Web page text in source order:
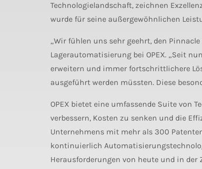
Technologielandschaft, zeichnen
wurde für seine außergewöhnlichen
„Wir fühlen uns sehr geehrt, den
Lagerautomatisierung bei OPEX. „Seit
erweitern und immer fortschrittlichere
ausgeführt werden müssten. Diese
OPEX bietet eine umfassende Suite von
verbessern, Kosten zu senken und die
Unternehmens mit mehr als 300
kontinuierlich
Herausforderungen von heute und in der